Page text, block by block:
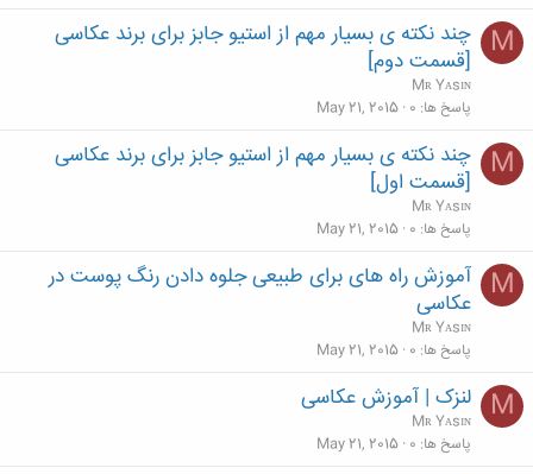
M
چند نکته ی بسیار مهم از استیو جابز برای برند عکاسی
[قسمت دوم]
Mʀ Yᴀsɪɴ
پاسخ ها 0
May 21, 2015
M
چند نکته ی بسیار مهم از استیو جابز برای برند عکاسی
[قسمت اول]
Mʀ Yᴀsɪɴ
پاسخ ها 0
May 21, 2015
M
آموزش راه های برای طبیعی جلوه دادن رنگ پوست در
عکاسی
Mʀ Yᴀsɪɴ
پاسخ ها 0
May 21, 2015
M لنزک | آموزش عکاسی
Mʀ Yᴀsɪɴ
پاسخ ها 0
May 21, 2015